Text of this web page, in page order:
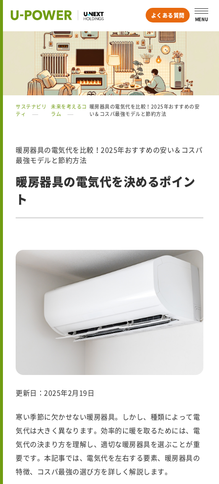
よくある質問 MENU
サステナビリ
ティ
未来を考えるコ
ラム
暖房器具の電気代を比較！2025年おすすめの安
い＆コスパ最強モデルと節約方法
暖房器具の電気代を比較！2025年おすすめの安い＆コスパ
最強モデルと節約方法
暖房器具の電気代を決めるポイン
ト
更新日：2025年2月19日
寒い季節に欠かせない暖房器具。しかし、種類によって電
気代は大きく異なります。効率的に暖を取るためには、電
気代の決まり方を理解し、適切な暖房器具を選ぶことが重
要です。本記事では、電気代を左右する要素、暖房器具の
特徴、コスパ最強の選び方を詳しく解説します。